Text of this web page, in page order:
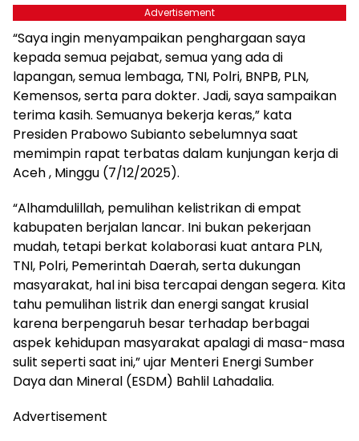
Advertisement
“Saya ingin menyampaikan penghargaan saya
kepada semua pejabat, semua yang ada di
lapangan, semua lembaga, TNI, Polri, BNPB, PLN,
Kemensos, serta para dokter. Jadi, saya sampaikan
terima kasih. Semuanya bekerja keras,” kata
Presiden Prabowo Subianto sebelumnya saat
memimpin rapat terbatas dalam kunjungan kerja di
Aceh , Minggu (7/12/2025).
“Alhamdulillah, pemulihan kelistrikan di empat
kabupaten berjalan lancar. Ini bukan pekerjaan
mudah, tetapi berkat kolaborasi kuat antara PLN,
TNI, Polri, Pemerintah Daerah, serta dukungan
masyarakat, hal ini bisa tercapai dengan segera. Kita
tahu pemulihan listrik dan energi sangat krusial
karena berpengaruh besar terhadap berbagai
aspek kehidupan masyarakat apalagi di masa-masa
sulit seperti saat ini,” ujar Menteri Energi Sumber
Daya dan Mineral (ESDM) Bahlil Lahadalia.
Advertisement